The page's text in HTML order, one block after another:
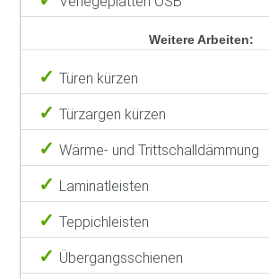
Weitere Arbeiten:
Türen kürzen
Türzargen kürzen
Wärme- und Trittschalldämmung
Laminatleisten
Teppichleisten
Übergangsschienen